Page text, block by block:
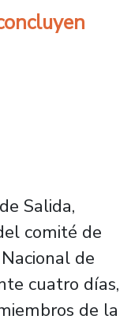
Salida,
comité de
de
cuatro días,
de la